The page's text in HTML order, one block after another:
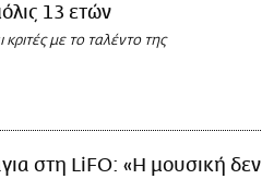
13 ετών
με το ταλέντο της
στη LiFO: «Η μουσική δεν